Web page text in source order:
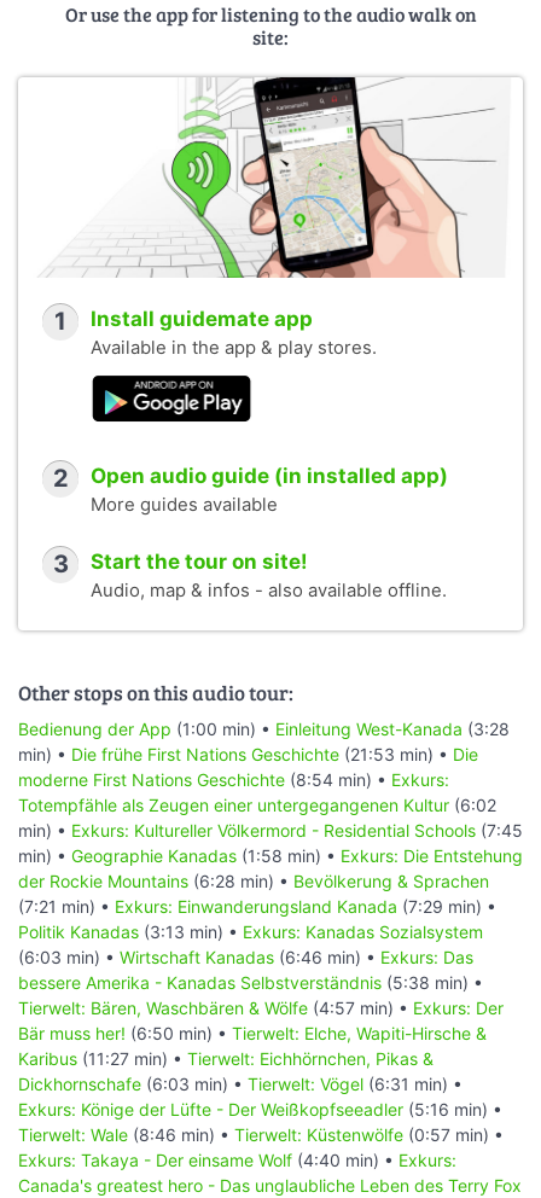
Or use the app for listening to the audio walk on
site:
1 Install guidemate app
Available in the app & play stores.
2 Open audio guide (in installed app)
More guides available
3 Start the tour on site!
Audio, map & infos - also available offline.
Other stops on this audio tour:
Bedienung der App (1:00 min) • Einleitung West-Kanada (3:28
min) • Die frühe First Nations Geschichte (21:53 min) • Die
moderne First Nations Geschichte (8:54 min) • Exkurs:
Totempfähle als Zeugen einer untergegangenen Kultur (6:02
min) • Exkurs: Kultureller Völkermord - Residential Schools (7:45
min) • Geographie Kanadas (1:58 min) • Exkurs: Die Entstehung
der Rockie Mountains (6:28 min) • Bevölkerung & Sprachen
(7:21 min) • Exkurs: Einwanderungsland Kanada (7:29 min) •
Politik Kanadas (3:13 min) • Exkurs: Kanadas Sozialsystem
(6:03 min) • Wirtschaft Kanadas (6:46 min) • Exkurs: Das
bessere Amerika - Kanadas Selbstverständnis (5:38 min) •
Tierwelt: Bären, Waschbären & Wölfe (4:57 min) • Exkurs: Der
Bär muss her! (6:50 min) • Tierwelt: Elche, Wapiti-Hirsche &
Karibus (11:27 min) • Tierwelt: Eichhörnchen, Pikas &
Dickhornschafe (6:03 min) • Tierwelt: Vögel (6:31 min) •
Exkurs: Könige der Lüfte - Der Weißkopfseeadler (5:16 min) •
Tierwelt: Wale (8:46 min) • Tierwelt: Küstenwölfe (0:57 min) •
Exkurs: Takaya - Der einsame Wolf (4:40 min) • Exkurs:
Canada's greatest hero - Das unglaubliche Leben des Terry Fox